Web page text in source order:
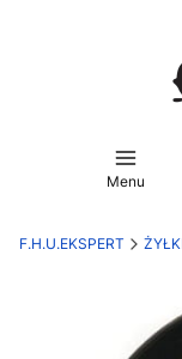
Menu
F.H.U.EKSPERT